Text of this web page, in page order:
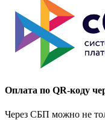
Оплата по QR-коду
Через СБП можно не